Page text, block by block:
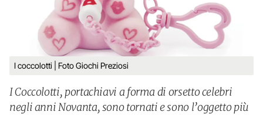
I coccolotti | Foto Giochi Preziosi
I Coccolotti, portachiavi a forma di orsetto celebri
negli anni Novanta, sono tornati e sono l’oggetto più